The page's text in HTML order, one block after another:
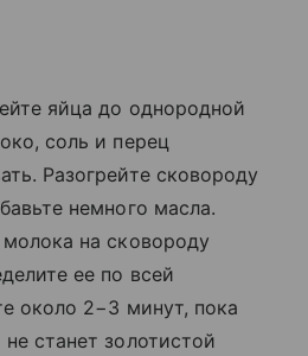
яйца до однородной
соль и перец
Разогрейте сковороду
немного масла.
на сковороду
ее по всей
около 2−3 минут, пока
станет золотистой